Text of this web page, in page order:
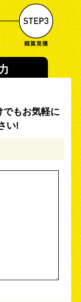
でもお気軽に
い!